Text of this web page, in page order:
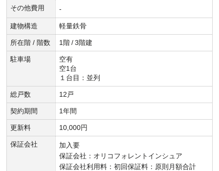
その他費用 -
建物構造 軽量鉄骨
所在階 / 階数 1階 / 3階建
駐車場
空有
空1台
１台目：並列
総戸数 12戸
契約期間 1年間
更新料 10,000円
保証会社
加入要
保証会社：オリコフォレントインシュア
保証会社利用料：初回保証料：原則月額合計